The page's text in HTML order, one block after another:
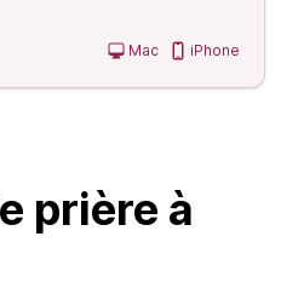
Mac iPhone
prière à